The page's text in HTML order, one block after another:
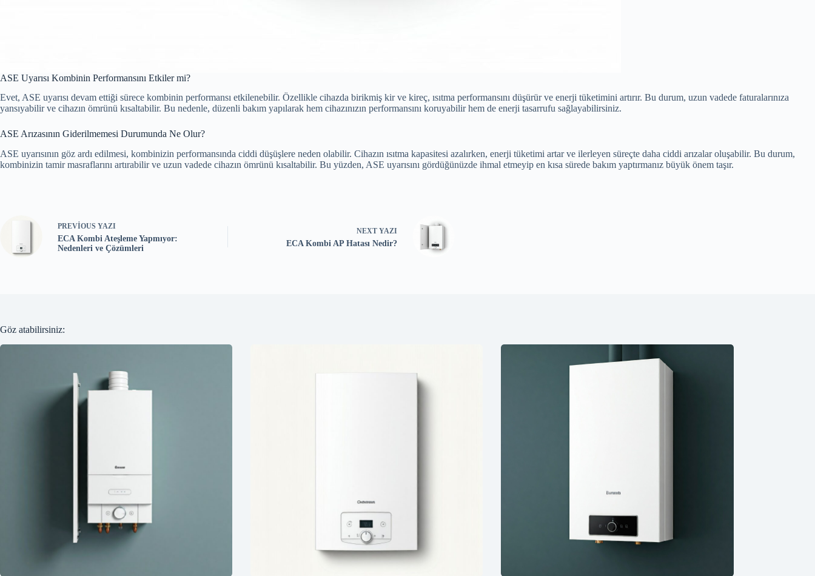
ASE Uyarısı Kombinin Performansını Etkiler mi?
Evet, ASE uyarısı devam ettiği sürece kombinin performansı etkilenebilir. Özellikle cihazda birikmiş kir ve kireç, ısıtma performansını düşürür ve enerji tüketimini artırır. Bu durum, uzun vadede faturalarınıza
yansıyabilir ve cihazın ömrünü kısaltabilir. Bu nedenle, düzenli bakım yapılarak hem cihazınızın performansını koruyabilir hem de enerji tasarrufu sağlayabilirsiniz.
ASE Arızasının Giderilmemesi Durumunda Ne Olur?
ASE uyarısının göz ardı edilmesi, kombinizin performansında ciddi düşüşlere neden olabilir. Cihazın ısıtma kapasitesi azalırken, enerji tüketimi artar ve ilerleyen süreçte daha ciddi arızalar oluşabilir. Bu durum,
kombinizin tamir masraflarını artırabilir ve uzun vadede cihazın ömrünü kısaltabilir. Bu yüzden, ASE uyarısını gördüğünüzde ihmal etmeyip en kısa sürede bakım yaptırmanız büyük önem taşır.
PREVIOUS YAZI
ECA Kombi Ateşleme Yapmıyor:
Nedenleri ve Çözümleri
NEXT YAZI
ECA Kombi AP Hatası Nedir?
Göz atabilirsiniz: